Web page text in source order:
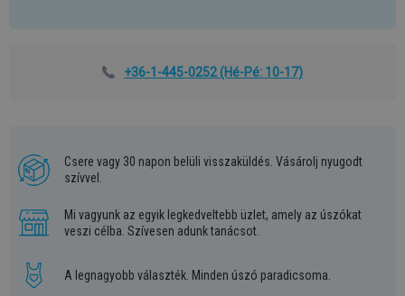
+36-1-445-0252(Hé-Pé: 10-17)
Csere vagy 30 napon belüli visszaküldés. Vásárolj nyugodt
szívvel.
Mi vagyunk az egyik legkedveltebb üzlet, amely az úszókat
veszi célba. Szívesen adunk tanácsot.
A legnagyobb választék. Minden úszó paradicsoma.